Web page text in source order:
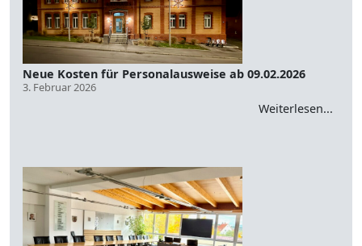
Neue Kosten für Personalausweise ab 09.02.2026
3. Februar 2026
Weiterlesen...